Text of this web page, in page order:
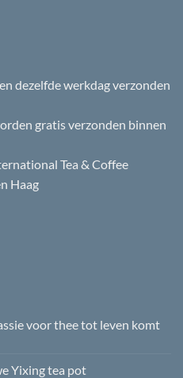
dezelfde werkdag verzonden
gratis verzonden binnen
Tea & Coffee
Haag
voor thee tot leven komt
Yixing tea pot